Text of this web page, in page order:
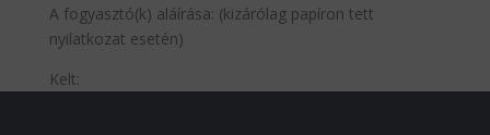
A fogyasztó(k) aláírása: (kizárólag papíron tett
nyilatkozat esetén)
Kelt: